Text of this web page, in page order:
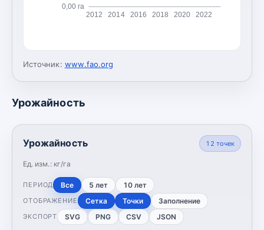
0,00 га
2012 2014 2016 2018 2020 2022
Источник: www.fao.org
Урожайность
Урожайность
Ед. изм.: кг/га
12 точек
ПЕРИОД Все 5 лет 10 лет
ОТОБРАЖЕНИЕ Сетка Точки Заполнение
ЭКСПОРТ SVG PNG CSV JSON